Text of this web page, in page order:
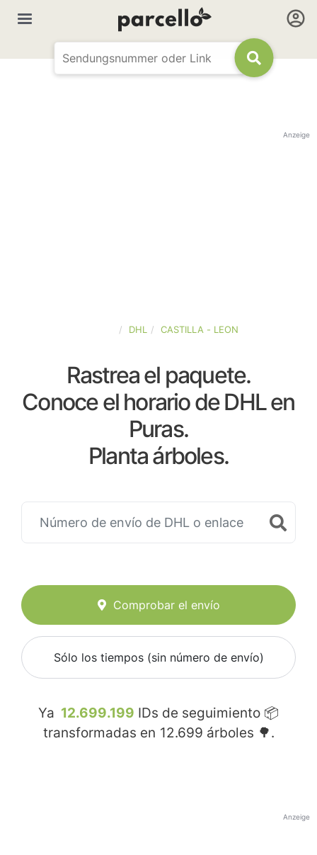
Anzeige
DHL CASTILLA - LEON
Rastrea el paquete.
Conoce el horario de DHL en
Puras.
Planta árboles.
Comprobar el envío
Sólo los tiempos (sin número de envío)
Ya 12.699.199 IDs de seguimiento 📦
transformadas en 12.699 árboles 🌳.
Anzeige